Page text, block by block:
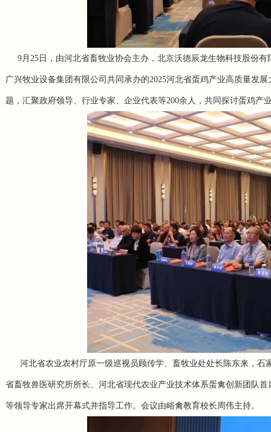
9月25日，由河北省畜牧业协会主办，北京沃德辰龙生物科技股份
广兴牧业设备集团有限公司共同承办的2025河北省蛋鸡产业高质量发
题，汇聚政府领导、行业专家、企业代表等200余人，共同探讨蛋鸡产
河北省农业农村厅原一级巡视员顾传学、畜牧业处处长陈东来，石
省畜牧兽医研究所所长、河北省现代农业产业技术体系蛋禽创新团队
等领导专家出席开幕式并指导工作。会议由峪禽教育校长周伟主持。